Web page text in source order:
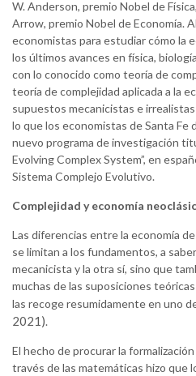
W. Anderson, premio Nobel de
Arrow, premio Nobel de Economía.
economistas para estudiar cómo la
los últimos avances en física,
con lo conocido como teoría de
teoría de complejidad aplicada a la
supuestos mecanicistas e
lo que los economistas de Santa Fe
nuevo programa de investigación
Evolving Complex System”, en
Sistema Complejo Evolutivo.
Complejidad y economía
Las diferencias entre la economía
se limitan a los fundamentos, a
mecanicista y la otra sí, sino que
muchas de las suposiciones
las recoge resumidamente en uno
2021).
El hecho de procurar la
través de las matemáticas hizo que